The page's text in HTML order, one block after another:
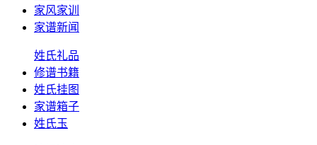
家风家训
家谱新闻
姓氏礼品
修谱书籍
姓氏挂图
家谱箱子
姓氏玉